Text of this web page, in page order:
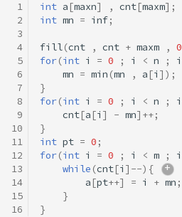
1
2
3
4
5
6
7
8
9
10
11
12
13
14
15
16
int a [maxn] , cnt[maxm];
int mn = inf;
fill(cnt , cnt + maxm , 0
for(int i = 0 ; i < n ; i
mn = min (mn , a [i ]);
}
for(int i = 0 ; i < n ; i
cnt[a [i ] - mn] ++;
}
int pt = 0 ;
for(int i = 0 ; i < m ; i
while (cnt[i ] --){
a [pt++] = i + mn ;
}
}